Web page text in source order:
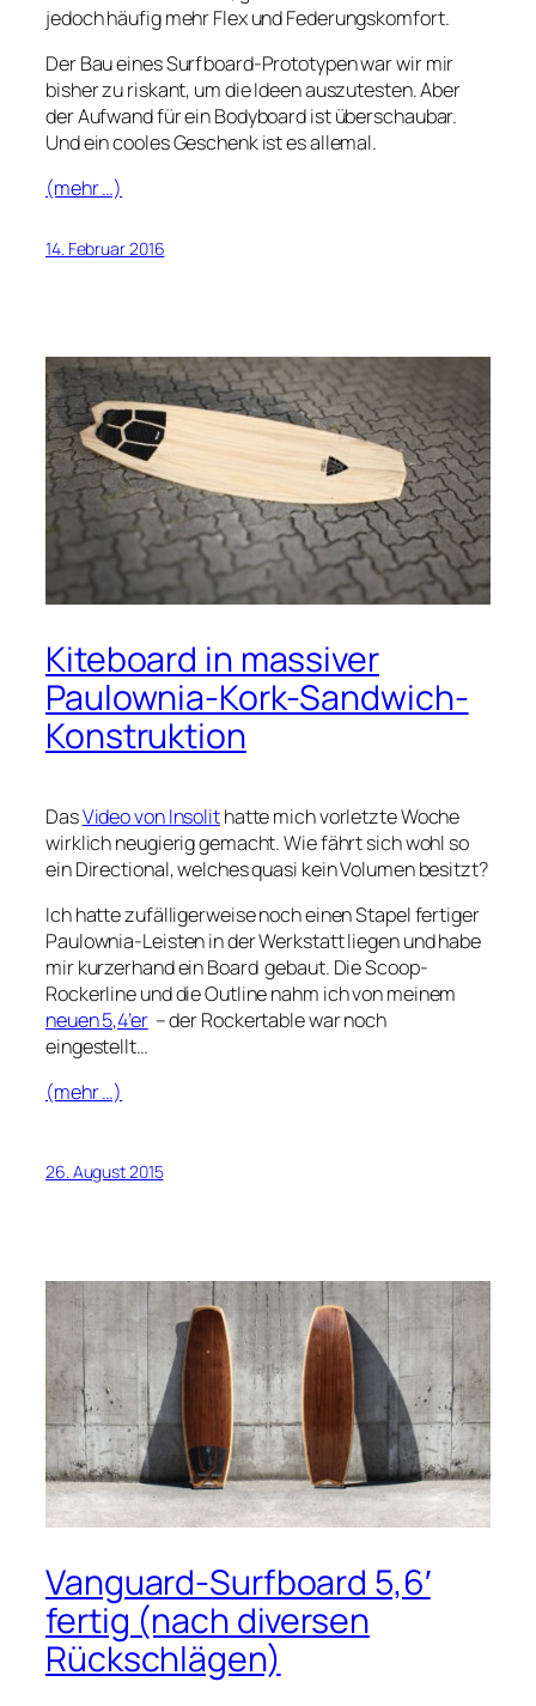
jedoch häufig mehr Flex und Federungskomfort.
Der Bau eines Surfboard-Prototypen war wir mir
bisher zu riskant, um die Ideen auszutesten. Aber
der Aufwand für ein Bodyboard ist überschaubar.
Und ein cooles Geschenk ist es allemal.
(mehr …)
14. Februar 2016
Kiteboard in massiver
Paulownia-Kork-Sandwich-
Konstruktion
DasVideo von Insolithatte mich vorletzte Woche
wirklich neugierig gemacht. Wie fährt sich wohl so
ein Directional, welches quasi kein Volumen besitzt?
Ich hatte zufälligerweise noch einen Stapel fertiger
Paulownia-Leisten in der Werkstatt liegen und habe
mir kurzerhand ein Board gebaut. Die Scoop-
Rockerline und die Outline nahm ich von meinem
neuen 5,4’er– der Rockertable war noch
eingestellt…
(mehr …)
26. August 2015
Vanguard-Surfboard 5,6′
fertig (nach diversen
Rückschlägen)